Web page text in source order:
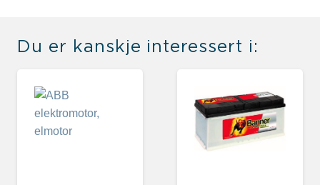
Du er kanskje interessert i: